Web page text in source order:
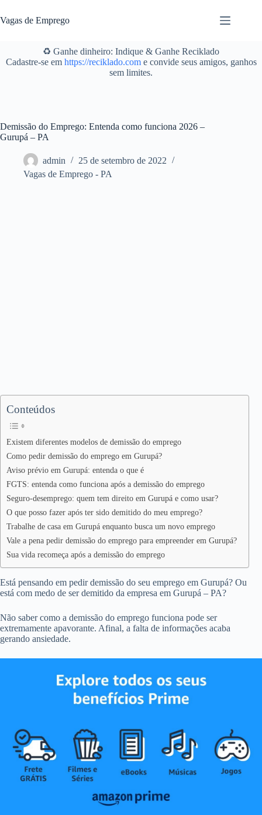
para
o
Vagas de Emprego
♻️ Ganhe dinheiro: Indique & Ganhe Reciklado
Cadastre-se em https://reciklado.come convide seus amigos, ganhos
sem limites.
Demissão do Emprego: Entenda como funciona 2026 –
Gurupá – PA
admin
25 de setembro de 2022
Vagas de Emprego - PA
Conteúdos
Existem diferentes modelos de demissão do emprego
Como pedir demissão do emprego em Gurupá?
Aviso prévio em Gurupá: entenda o que é
FGTS: entenda como funciona após a demissão do emprego
Seguro-desemprego: quem tem direito em Gurupá e como usar?
O que posso fazer após ter sido demitido do meu emprego?
Trabalhe de casa em Gurupá enquanto busca um novo emprego
Vale a pena pedir demissão do emprego para empreender em Gurupá?
Sua vida recomeça após a demissão do emprego
Está pensando em pedir demissão do seu emprego em Gurupá? Ou
está com medo de ser demitido da empresa em Gurupá – PA?
Não saber como a demissão do emprego funciona pode ser
extremamente apavorante. Afinal, a falta de informações acaba
gerando ansiedade.